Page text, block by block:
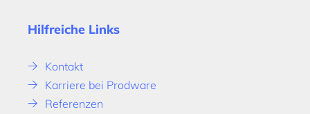
Hilfreiche Links
Kontakt
Karriere bei Prodware
Referenzen